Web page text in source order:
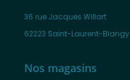
36 rue Jacques Willart
62223 Saint-Laurent-Blangy
Nos magasins